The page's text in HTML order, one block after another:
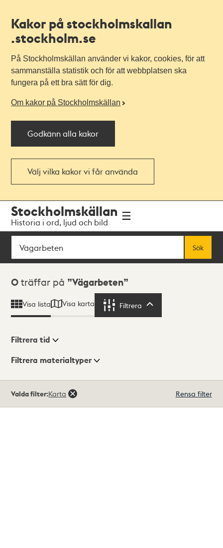
Kakor på stockholmskallan
.stockholm.se
På Stockholmskällan använder vi kakor, cookies, för att
sammanställa statistik och för att webbplatsen ska
fungera på ett bra sätt för dig.
Om kakor på Stockholmskällan
Godkänn alla kakor
Välj vilka kakor vi får använda
navigationen
huvudinnehållet
Stockholmskällan
Historia i ord, ljud och bild
Sök
Sök
Sökresultat
0 träffar på Vägarbeten
Visa lista Visa karta Filtrera
Visningsläge
Filtrera tid
Filtrera materialtyper
träffar
Valda filter:Karta Rensa filter